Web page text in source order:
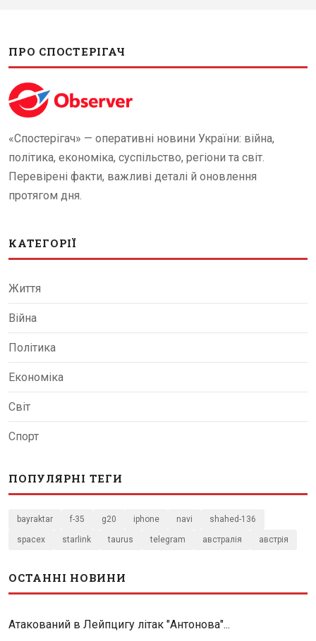
ПРО СПОСТЕРІГАЧ
«Спостерігач» — оперативні новини України: війна,
політика, економіка, суспільство, регіони та світ.
Перевірені факти, важливі деталі й оновлення
протягом дня.
КАТЕГОРІЇ
Життя
Війна
Політика
Економіка
Світ
Спорт
ПОПУЛЯРНІ ТЕГИ
bayraktar f-35 g20 iphone navi shahed-136
spacex starlink taurus telegram австралія австрія
ОСТАННІ НОВИНИ
Атакований в Лейпцигу літак "Антонова"...